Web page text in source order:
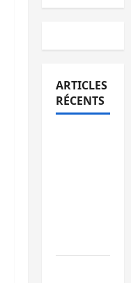
ARTICLES
RÉCENTS